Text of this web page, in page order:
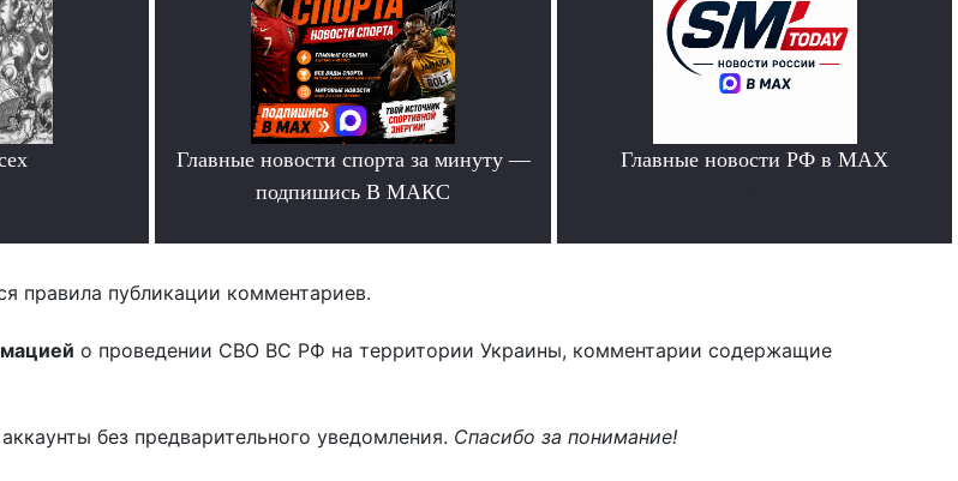
Главные новости спорта за минуту —
подпишись В МАКС
Главные новости РФ в MAX
правила публикации комментариев.
о проведении СВО ВС РФ на территории Украины, комментарии содержащие
без предварительного уведомления. Спасибо за понимание!